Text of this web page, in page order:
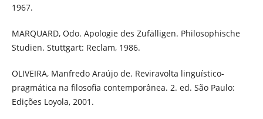
1967.
MARQUARD, Odo. Apologie des Zufälligen. Philosophische
Studien. Stuttgart: Reclam, 1986.
OLIVEIRA, Manfredo Araújo de. Reviravolta linguístico-
pragmática na filosofia contemporânea. 2. ed. São Paulo:
Edições Loyola, 2001.